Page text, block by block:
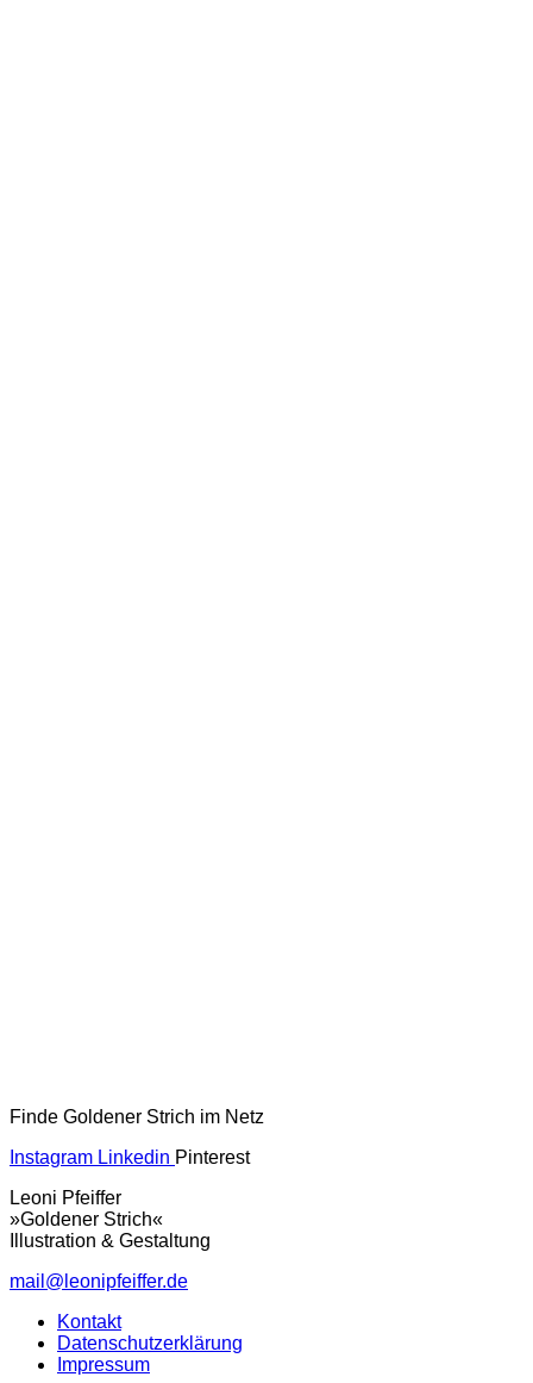
Finde Goldener Strich im Netz
Instagram Linkedin Pinterest
Leoni Pfeiffer
»Goldener Strich«
Illustration & Gestaltung
mail@leonipfeiffer.de
Kontakt
Datenschutzerklärung
Impressum